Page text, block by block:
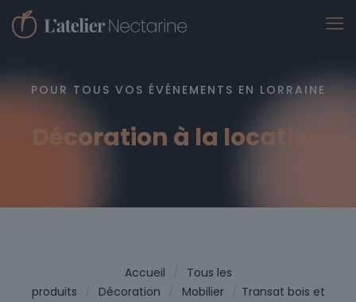
POUR TOUS VOS ÉVÉNEMENTS EN LORRAINE
Décoration à la location
Accueil
Tous les
produits
Décoration Mobilier
Transat bois et